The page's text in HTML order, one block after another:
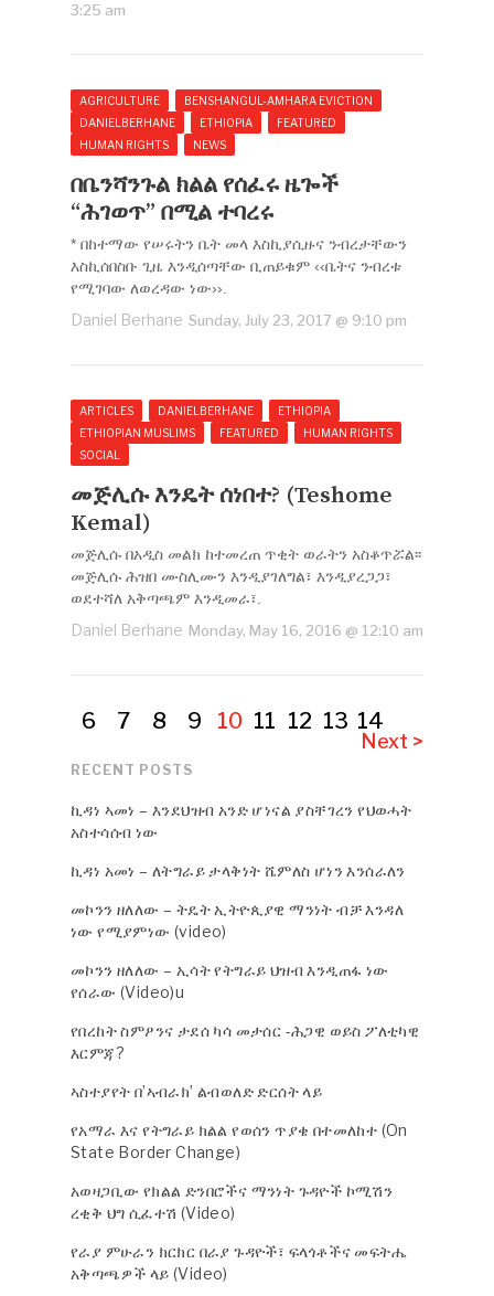
3:25 am
AGRICULTURE
BENSHANGUL-AMHARA EVICTION
DANIELBERHANE
ETHIOPIA
FEATURED
HUMAN RIGHTS
NEWS
በቤንሻንጉል ክልል የሰፈሩ ዜጐች
“ሕገወጥ” በሚል ተባረሩ
* በከተማው የሠሩትን ቤት መላ እስኪያሲዙና ንብረታቸውን
እስኪሰበስቡ ጊዜ እንዲሰጣቸው ቢጠይቁም ‹‹ቤትና ንብረቱ
የሚገባው ለወረዳው ነው››.
Daniel Berhane Sunday, July 23, 2017 @ 9:10 pm
ARTICLES DANIELBERHANE
ETHIOPIA
ETHIOPIAN MUSLIMS
FEATURED
HUMAN RIGHTS
SOCIAL
መጅሊሱ እንዴት ሰነበተ? (Teshome
Kemal)
መጅሊሱ በአዲስ መልክ ከተመረጠ ጥቂት ወራትን አስቆጥሯል፡፡
መጅሊሱ ሕዝበ ሙስሊሙን እንዲያገለግል፣ እንዲያረጋጋ፣
ወደተሻለ አቅጣጫም እንዲመራ፣.
Daniel Berhane Monday, May 16, 2016 @ 12:10 am
6 7 8 9 10 11 12 13 14
Next >
RECENT POSTS
ኪዳነ ኣመነ – እንደህዝብ አንድ ሆነናል ያስቸገረን የህወሓት
አስተሳሰብ ነው
ኪዳነ አመነ – ለትግራይ ታላቅነት ሼምለስ ሆነን እንሰራለን
መኮንን ዘለለው – ትዴት ኢትዮጲያዊ ማንነት ብቻ እንዳለ
ነው የሚያምነው (video)
መኮንን ዘለለው – ኢሳት የትግራይ ህዝብ እንዲጠፋ ነው
የሰራው (Video)u
የበረከት ስምዖንና ታደሰ ካሳ መታሰር -ሕጋዊ ወይስ ፖለቲካዊ
እርምጃ?
ኣስተያየት በ’ኣብራክ’ ልብወለድ ድርሰት ላይ
የአማራ እና የትግራይ ክልል የወሰን ጥያቄ በተመለከተ (On
State Border Change)
አወዛጋቢው የክልል ድንበሮችና ማንነት ጉዳዮች ኮሚሽን
ረቂቅ ህግ ሲፈተሽ (Video)
የራያ ምሁራን ክርክር በራያ ጉዳዮች፣ ፍላጎቶችና መፍትሔ
አቅጣጫዎች ላይ (Video)